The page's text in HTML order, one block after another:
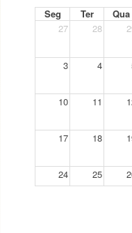
Seg Ter Qua
27
28
3 4
10 11
17 18
24 25